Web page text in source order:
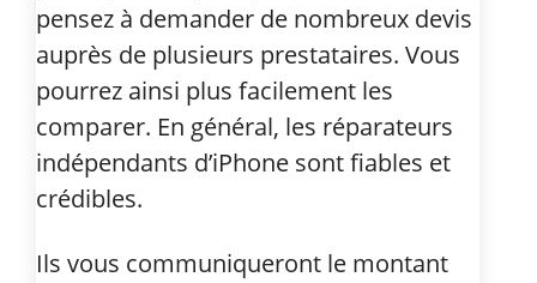
pensez à demander de nombreux devis
auprès de plusieurs prestataires. Vous
pourrez ainsi plus facilement les
comparer. En général, les réparateurs
indépendants d’iPhone sont fiables et
crédibles.
Ils vous communiqueront le montant